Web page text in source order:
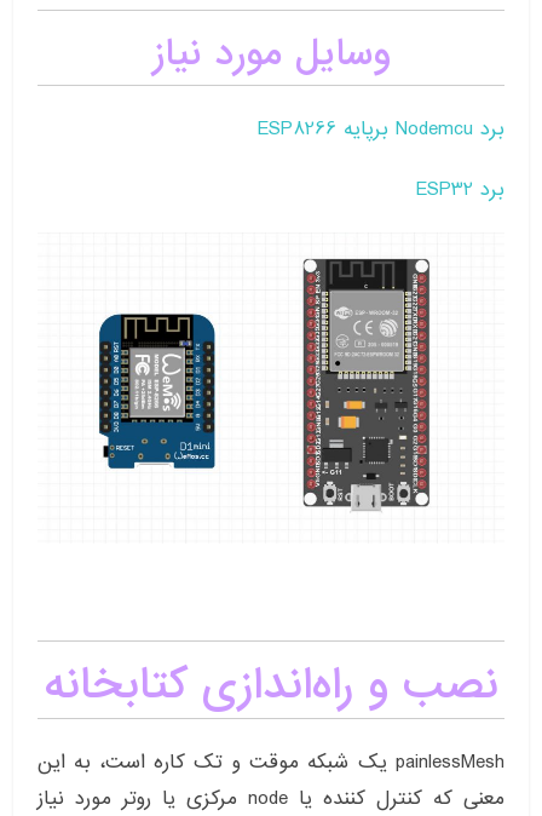
وسایل مورد نیاز
برد Nodemcu برپایه ESP8266
برد ESP32
نصب و راه‌اندازی کتابخانه
painlessMesh یک شبکه موقت و تک کاره است، به این
معنی که کنترل کننده یا node مرکزی یا روتر مورد نیاز